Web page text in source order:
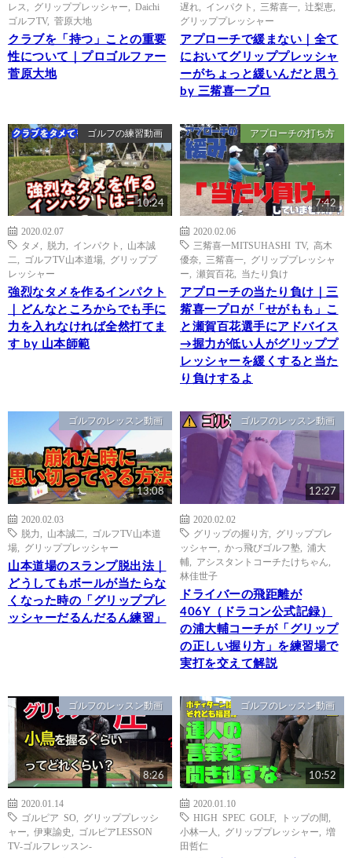
レス
グリッププレッシャー
Daichi
ゴルフTV, 菅原大地
クラブを「持つ」ことの重要
性について｜プロゴルファー
菅原大地
遅れ
インパクト 三觜喜一 辻梨恵
グリッププレッシャー
アプローチで緩まない｜全て
においてグリッププレッシャ
ーがちょっと緩いんだと思う
by 三觜喜一プロ
ゴルフの練習動画
10:24
2020.02.07
タメ
脱力 インパクト
山本誠
二
ゴルフTV山本道場
グリッププ
レッシャー
強烈なタメを作るインパクト
｜どんなところからでも手に
力を入れなければ全然打てま
す by 山本師範
アプローチの打ち方
7:42
2020.02.06
三觜喜一MITSUHASHI TV, 高木
優奈
三觜喜一
グリッププレッシャ
ー
瀬賀百花 当たり負け
アプローチの当たり負け｜三
觜喜一プロが「せがもも」こ
と瀬賀百花選手にアドバイス
→握力が低い人がグリッププ
レッシャーを緩くすると当た
り負けするよ
ゴルフのレッスン動画
13:08
2020.02.03
脱力
山本誠二
ゴルフTV山本道
場
グリッププレッシャー
山本道場のスランプ脱出法｜
どうしてもボールが当たらな
くなった時の「グリッププレ
ッシャーだるんだるん練習」
ゴルフのレッスン動画
12:27
2020.02.02
グリップの握り方
グリッププレ
ッシャー
かっ飛びゴルフ塾
浦大
輔
アシスタントコーチたけちゃん
林佳世子
ドライバーの飛距離が
406Y（ドラコン公式記録）
の浦大輔コーチが「グリップ
の正しい握り方」を練習場で
実打を交えて解説
ゴルフのレッスン動画
8:26
2020.01.14
ゴルピア SO
グリッププレッシ
ャー
伊東諭史
ゴルピアLESSON
TV-ゴルフレッスン-
ゴルフのレッスン動画
10:52
2020.01.10
HIGH SPEC GOLF, トップの間
小林一人
グリッププレッシャー
増
田哲仁